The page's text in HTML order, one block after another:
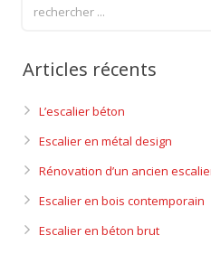
Articles récents
L’escalier béton
Escalier en métal design
Rénovation d’un ancien
Escalier en bois contemporain
Escalier en béton brut